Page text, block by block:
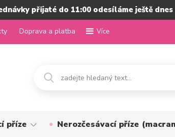
přijaté do 11:00 odesíláme ještě
Doprava a platba Více
příze Nerozčesávací příze